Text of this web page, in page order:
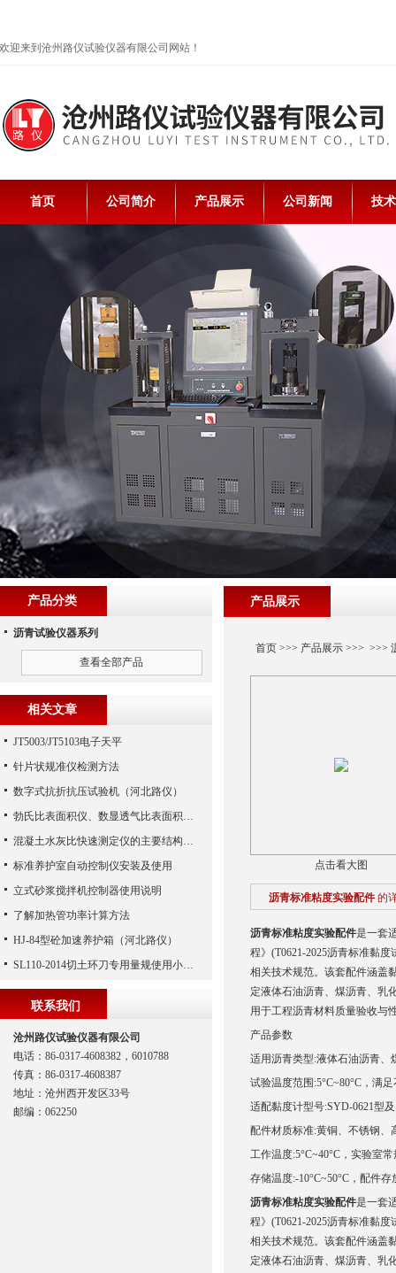
欢迎来到沧州路仪试验仪器有限公司网站！
首页 公司简介 产品展示 公司新闻 技
产品展示
首页>>> 产品展示>>> >>>
点击看大图
沥青标准粘度实验配件 的
沥青标准粘度实验配件是一套
程》(T0621-2025沥青标准黏
相关技术规范。该套配件涵盖
定液体石油沥青、煤沥青、乳
用于工程沥青材料质量验收与
产品参数
适用沥青类型:液体石油沥青、
试验温度范围:5°C~80°C，满
适配黏度计型号:SYD-0621型
配件材质标准:黄铜、不锈钢、
工作温度:5°C~40°C，实验室
存储温度:-10°C~50°C，配件
沥青标准粘度实验配件是一套
程》(T0621-2025沥青标准黏
相关技术规范。该套配件涵盖
定液体石油沥青、煤沥青、乳
产品分类
沥青试验仪器系列
查看全部产品
相关文章
JT5003/JT5103电子天平
针片状规准仪检测方法
数字式抗折抗压试验机（河北路仪）
勃氏比表面积仪、数显透气比表面积测定仪、勃氏透气比表面积测定仪
混凝土水灰比快速测定仪的主要结构及操作计算
标准养护室自动控制仪安装及使用
立式砂浆搅拌机控制器使用说明
了解加热管功率计算方法
HJ-84型砼加速养护箱（河北路仪）
SL110-2014切土环刀专用量规使用小妙招
联系我们
沧州路仪试验仪器有限公司
电话：86-0317-4608382，6010788
传真：86-0317-4608387
地址：沧州西开发区33号
邮编：062250